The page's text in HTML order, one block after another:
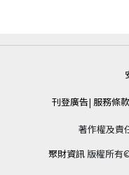
刊登廣告| 服務條款
著作權及責
聚財資訊 版權所有